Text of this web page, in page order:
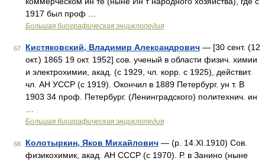
1917 был проф …
Большая биографическая энциклопедия
67 Кистяковский, Владимир Александрович — [30 сент. (12
окт.) 1865 19 окт. 1952] сов. ученый в области физич. химии
и электрохимии, акад. (с 1929, чл. корр. с 1925), действит.
чл. АН УССР (с 1919). Окончил в 1889 Петербург. ун т. В
1903 34 проф. Петербург. (Ленинградского) политехнич. ин
Большая биографическая энциклопедия
68 Колотыркин, Яков Михайлович — (р. 14.XI.1910) Сов.
физикохимик, акад. АН СССР (с 1970). Р. в Занино (ныне